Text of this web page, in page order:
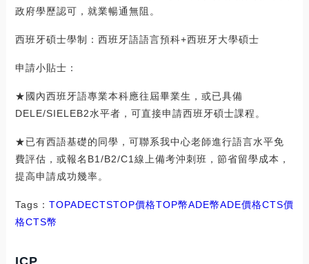
政府學歷認可，就業暢通無阻。
西班牙碩士學制：西班牙語語言預科+西班牙大學碩士
申請小貼士：
★國內西班牙語專業本科應往屆畢業生，或已具備
DELE/SIELEB2水平者，可直接申請西班牙碩士課程。
★已有西語基礎的同學，可聯系我中心老師進行語言水平免
費評估，或報名B1/B2/C1線上備考沖刺班，節省留學成本，
提高申請成功幾率。
Tags： TOPADECTSTOP價格TOP幣ADE幣ADE價格CTS價
格CTS幣